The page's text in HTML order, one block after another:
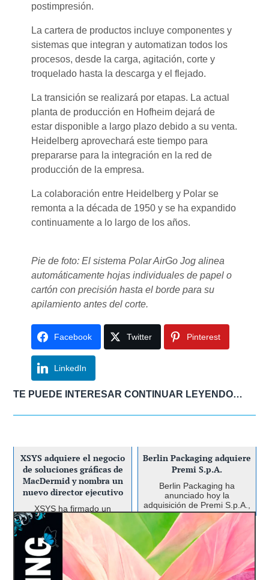
postimpresión.
La cartera de productos incluye componentes y
sistemas que integran y automatizan todos los
procesos, desde la carga, agitación, corte y
troquelado hasta la descarga y el flejado.
La transición se realizará por etapas. La actual
planta de producción en Hofheim dejará de
estar disponible a largo plazo debido a su venta.
Heidelberg aprovechará este tiempo para
prepararse para la integración en la red de
producción de la empresa.
La colaboración entre Heidelberg y Polar se
remonta a la década de 1950 y se ha expandido
continuamente a lo largo de los años.
Pie de foto: El sistema Polar AirGo Jog alinea
automáticamente hojas individuales de papel o
cartón con precisión hasta el borde para su
apilamiento antes del corte.
Facebook Twitter Pinterest
LinkedIn
TE PUEDE INTERESAR CONTINUAR LEYENDO…
XSYS adquiere el negocio
de soluciones gráficas de
MacDermid y nombra un
nuevo director ejecutivo
XSYS ha firmado un
acuerdo definitivo con
Element Solutions Inc en
virtud del cual XSYS
adquirirá determinadas
acciones y activos en poder
de filiales de Element
Solutions Inc, que
Berlin Packaging adquiere
Premi S.p.A.
Berlin Packaging ha
anunciado hoy la
adquisición de Premi S.p.A.,
un proveedor global de
packaging especializado en
soluciones dinámicas e
innovadoras para los
sectores de belleza y
cosmética. Con...
Nefab Group adquiere
Plásticos Flome
Nefab Group, a través de
Nefab España, S.L., ha